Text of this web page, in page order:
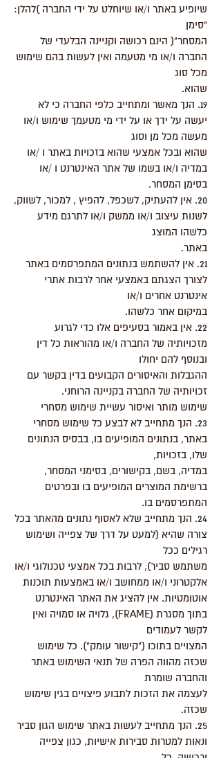
שיופיע באתר ו/או שיוחלט על ידי החברה )להלן:
"סימן
המסחר"( הינם רכושה וקניינה הבלעדי של
החברה ו/או מי מטעמה ואין לעשות בהם שימוש
מכל סוג
שהוא.
19. הנך מאשר ומתחייב כלפי החברה כי לא
יעשה על ידך או על ידי מי מטעמך שימוש ו/או
מעשה מכל מן וסוג
שהוא ובכל אמצעי שהוא בזכויות באתר ו /או
במדיה ו/או בשמו של אתר האינטרנט ו /או
בסימן המסחר.
20. אין להעתיק, לשכפל, להפיץ , למכור, לשווק,
לשנות עיצוב ו/או ממשק ו/או לתרגם מידע
כלשהו המוצג
באתר.
21. אין להשתמש בנתונים המתפרסמים באתר
לצורך הצגתם באמצעי אחר לרבות אתרי
אינטרנט אחרים ו/או
במיקום אחר כלשהו.
22. אין באמור בסעיפים אלו כדי לגרוע
מזכויותיה של החברה ו/או מהוראות כל דין
ובנוסף להם יחולו
ההגבלות והאיסורים הקבועים בדין בקשר עם
זכויותיה של החברה בקניינה הרוחני.
שימוש מותר ואיסור עשיית שימוש מסחרי
23. הנך מתחייב לא לבצע כל שימוש מסחרי
באתר, בנתונים המופיעים בו, בבסיס הנתונים
שלו, בזכויות,
במדיה, בשם, בקישורים, בסימני המסחר,
ברשימת המוצרים המופיעים בו ובפרטים
המתפרסמים בו.
24. הנך מתחייב שלא לאסוף נתונים מהאתר בכל
צורה שהיא (למעט על דרך של צפייה ושימוש
רגילים ככל
משתמש סביר), לרבות בכל אמצעי טכנולוגי ו/או
אלקטרוני ו/או ממחושב ו/או באמצעות תוכנות
אוטומטיות. אין להציג את האתר האינטרנט
בתוך מסגרת (FRAME), גלויה או סמויה ואין
לקשר לעמודים
המצויים בתוכו ("קישור עומק"). כל שימוש
שכזה מהווה הפרה של תנאי השימוש באתר
והחברה שומרת
לעצמה את הזכות לתבוע פיצויים בגין שימוש
שכזה.
25. הנך מתחייב לעשות באתר שימוש הגון סביר
ונאות למטרות סבירות אישיות, כגון צפייה